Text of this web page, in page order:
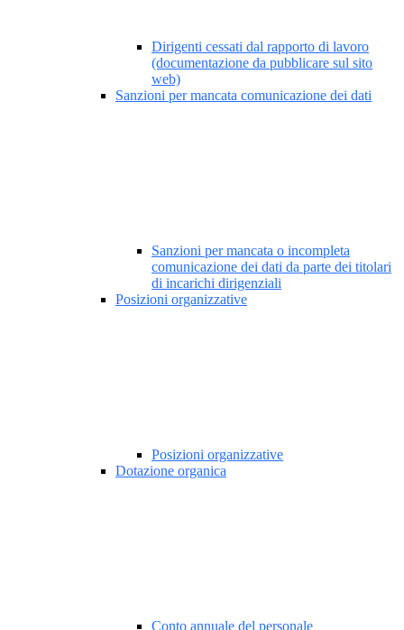
Dirigenti cessati dal rapporto di lavoro
(documentazione da pubblicare sul sito
web)
Sanzioni per mancata comunicazione dei dati
Sanzioni per mancata o incompleta
comunicazione dei dati da parte dei titolari
di incarichi dirigenziali
Posizioni organizzative
Posizioni organizzative
Dotazione organica
Conto annuale del personale